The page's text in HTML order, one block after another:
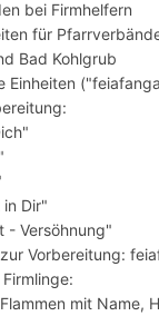
bei Firmhelfern
für
Bad Kohlgrub
Einheiten
in Dir"
- Versöhnung"
Vorbereitung:
mit Name,